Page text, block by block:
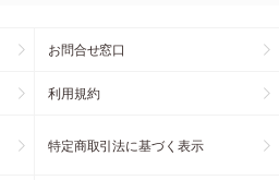
お問合せ窓口
利用規約
特定商取引法に基づく表示